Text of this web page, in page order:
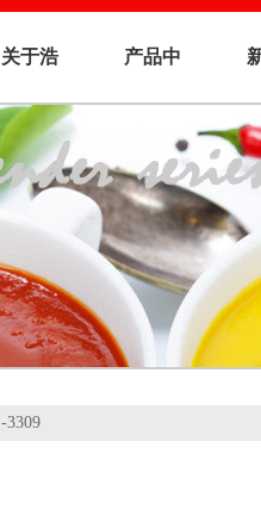
关于浩
信
产品中
3309